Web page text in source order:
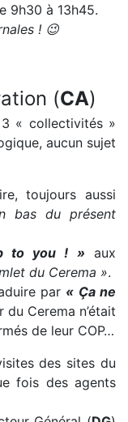
9h30 à 13h45.
! 😉
(CA)
« collectivités »
aucun sujet
toujours aussi
bas du présent
to you ! » aux
du Cerema ».
par « Ça ne
du Cerema n’était
de leur COP…
des sites du
fois des agents